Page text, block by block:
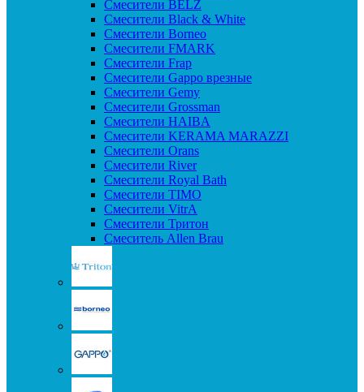
Смесители BELZ
Смесители Black & White
Смесители Borneo
Смесители FMARK
Смесители Frap
Смесители Gappo врезные
Смесители Gemy
Смесители Grossman
Смесители HAIBA
Смесители KERAMA MARAZZI
Смесители Orans
Смесители River
Смесители Royal Bath
Смесители TIMO
Смесители VitrA
Смесители Тритон
Смеситель Allen Brau